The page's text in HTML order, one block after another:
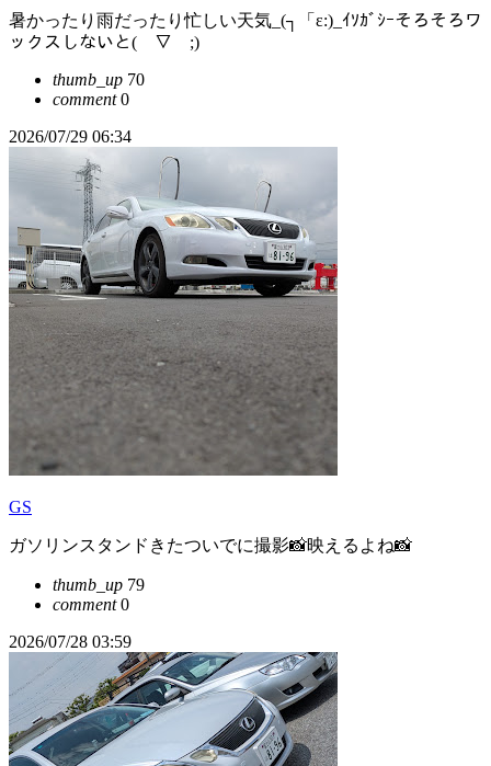
暑かったり雨だったり忙しい天気_(┐「ε:)_ｲｿｶﾞｼｰそろそろワ
ックスしないと(￣▽￣;)
thumb_up 70
comment0
2026/07/29 06:34
GS
ガソリンスタンドきたついでに撮影📸映えるよね📸
thumb_up 79
comment0
2026/07/28 03:59